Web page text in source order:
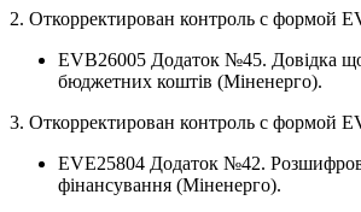
2. Откорректирован контроль с формой
EVB26005 Додаток №45. Довiдка
бюджетних коштiв (Міненерго).
3. Откорректирован контроль с формой
EVE25804 Додаток №42.
фiнансування (Міненерго).